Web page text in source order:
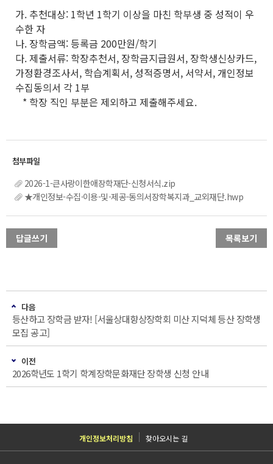
가. 추천대상: 1학년 1학기 이상을 마친 학부생 중 성적이 우
수한 자
나. 장학금액: 등록금 200만원/학기
다. 제출서류: 학장추천서, 장학금지급원서, 장학생신상카드,
가정환경조사서, 학습계획서, 성적증명서, 서약서, 개인정보
수집동의서 각 1부
* 학장 직인 부분은 제외하고 제출해주세요.
2026-1-큰사랑이한애장학재단-신청서식.zip
★개인정보-수집·이용-및-제공-동의서장학복지과_교외재단.hwp
답글쓰기 목록보기
다음
등산하고 장학금 받자! [서울상대향상장학회 미산 지덕체 등산 장학생
모집 공고]
이전
2026학년도 1학기 학계장학문화재단 장학생 신청 안내
개인정보처리방침 찾아오시는 길